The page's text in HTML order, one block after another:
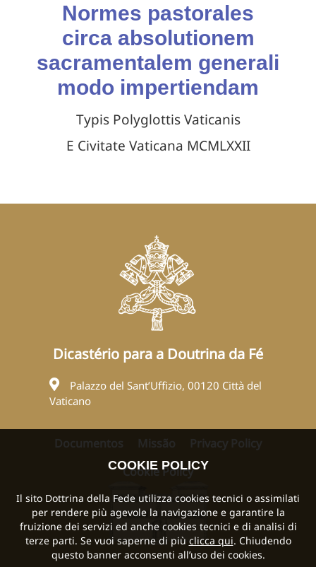
Normes pastorales
circa absolutionem
sacramentalem generali
modo impertiendam
Typis Polyglottis Vaticanis
E Civitate Vaticana MCMLXXII
Dicastério para a Doutrina da Fé
Palazzo del Sant’Uffizio, 00120 Città del
Vaticano
Documentos Missão
Privacy Policy
Cookie Policy
COOKIE POLICY
Il sito Dottrina della Fede utilizza cookies tecnici o assimilati
per rendere più agevole la navigazione e garantire la
fruizione dei servizi ed anche cookies tecnici e di analisi di
terze parti. Se vuoi saperne di più clicca qui. Chiudendo
questo banner acconsenti all’uso dei cookies.